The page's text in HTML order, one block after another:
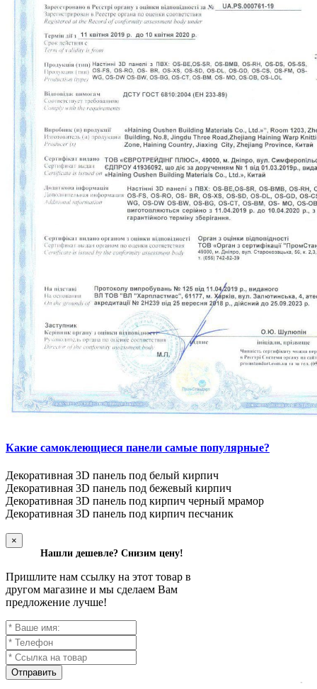
Какие самоклеющиеся панели самые популярные?
Декоративная 3D панель под белый кирпич
Декоративная 3D панель под бежевый кирпич
Декоративная 3D панель под кирпич черный мрамор
Декоративная 3D панель под кирпич песчаник
×
Нашли дешевле? Снизим цену!
Пришлите нам ссылку на этот товар в
другом магазине и мы сделаем Вам
предложение лучше!
Отправить